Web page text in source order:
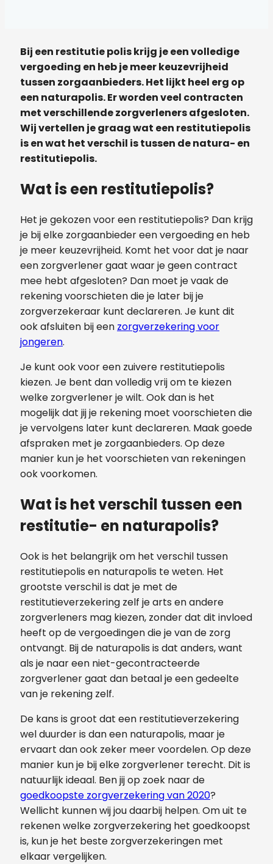
Bij een restitutie polis krijg je een volledige
vergoeding en heb je meer keuzevrijheid
tussen zorgaanbieders. Het lijkt heel erg op
een naturapolis. Er worden veel contracten
met verschillende zorgverleners afgesloten.
Wij vertellen je graag wat een restitutiepolis
is en wat het verschil is tussen de natura- en
restitutiepolis.
Wat is een restitutiepolis?
Het je gekozen voor een restitutiepolis? Dan krijg
je bij elke zorgaanbieder een vergoeding en heb
je meer keuzevrijheid. Komt het voor dat je naar
een zorgverlener gaat waar je geen contract
mee hebt afgesloten? Dan moet je vaak de
rekening voorschieten die je later bij je
zorgverzekeraar kunt declareren. Je kunt dit
ook afsluiten bij een zorgverzekering voor
jongeren.
Je kunt ook voor een zuivere restitutiepolis
kiezen. Je bent dan volledig vrij om te kiezen
welke zorgverlener je wilt. Ook dan is het
mogelijk dat jij je rekening moet voorschieten die
je vervolgens later kunt declareren. Maak goede
afspraken met je zorgaanbieders. Op deze
manier kun je het voorschieten van rekeningen
ook voorkomen.
Wat is het verschil tussen een
restitutie- en naturapolis?
Ook is het belangrijk om het verschil tussen
restitutiepolis en naturapolis te weten. Het
grootste verschil is dat je met de
restitutieverzekering zelf je arts en andere
zorgverleners mag kiezen, zonder dat dit invloed
heeft op de vergoedingen die je van de zorg
ontvangt. Bij de naturapolis is dat anders, want
als je naar een niet-gecontracteerde
zorgverlener gaat dan betaal je een gedeelte
van je rekening zelf.
De kans is groot dat een restitutieverzekering
wel duurder is dan een naturapolis, maar je
ervaart dan ook zeker meer voordelen. Op deze
manier kun je bij elke zorgverlener terecht. Dit is
natuurlijk ideaal. Ben jij op zoek naar de
goedkoopste zorgverzekering van 2020?
Wellicht kunnen wij jou daarbij helpen. Om uit te
rekenen welke zorgverzekering het goedkoopst
is, kun je het beste zorgverzekeringen met
elkaar vergelijken.